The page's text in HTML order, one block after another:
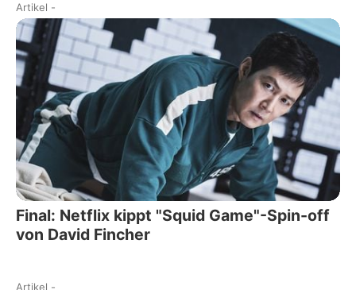
Artikel -
Final: Netflix kippt "Squid Game"-Spin-off
von David Fincher
Artikel -